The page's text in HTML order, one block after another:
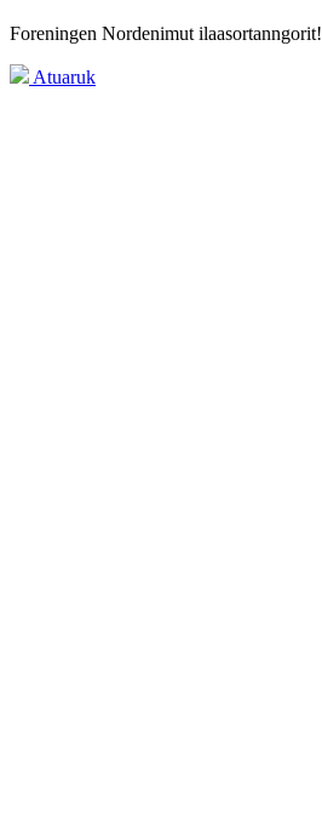
Foreningen Nordenimut ilaasortanngorit!
Atuaruk